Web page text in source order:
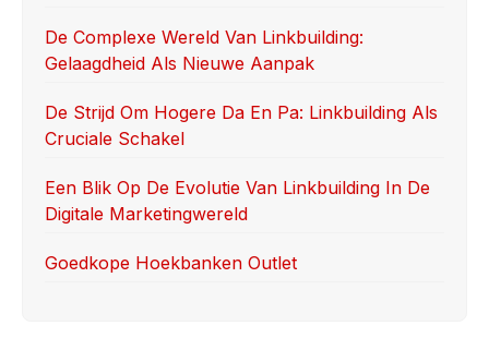
k
De Complexe Wereld Van Linkbuilding:
Gelaagdheid Als Nieuwe Aanpak
De Strijd Om Hogere Da En Pa: Linkbuilding Als
Cruciale Schakel
Een Blik Op De Evolutie Van Linkbuilding In De
Digitale Marketingwereld
Goedkope Hoekbanken Outlet